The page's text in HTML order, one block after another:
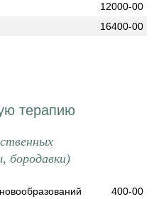
12000-00
16400-00
терапию
бородавки)
400-00